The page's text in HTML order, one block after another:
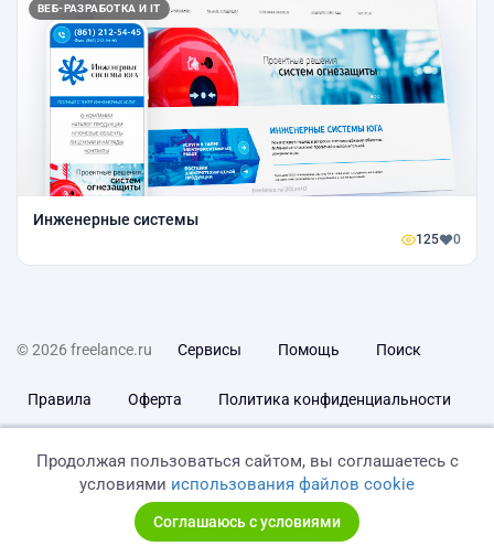
ВЕБ-РАЗРАБОТКА И IT
Инженерные системы
125 0
© 2026 freelance.ru Сервисы Помощь Поиск
Правила Оферта Политика конфиденциальности
Продолжая пользоваться сайтом, вы соглашаетесь с
условиями использования файлов cookie
Соглашаюсь с условиями